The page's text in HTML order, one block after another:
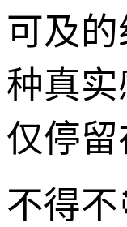
可及
种真
仅停
不得